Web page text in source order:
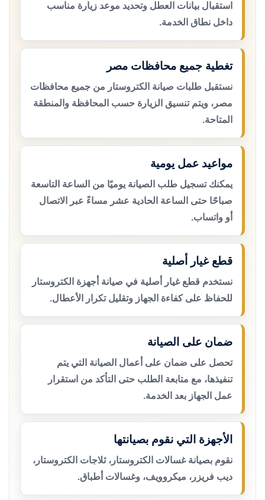
استقبال بيانات العطل وتحديد موعد زيارة مناسب
داخل نطاق الخدمة.
تغطية جميع محافظات مصر
نستقبل طلبات صيانة الكتروستار من جميع محافظات
مصر، ويتم تنسيق الزيارة حسب المحافظة والمنطقة
المتاحة.
مواعيد عمل يومية
يمكنك تسجيل طلب الصيانة يوميًا من الساعة التاسعة
صباحًا حتى الساعة الحادية عشر مساءً عبر الاتصال
أو واتساب.
قطع غيار أصلية
نستخدم قطع غيار أصلية في صيانة أجهزة الكتروستار
للحفاظ على كفاءة الجهاز وتقليل تكرار الأعطال.
ضمان على الصيانة
تحصل على ضمان على أعمال الصيانة التي يتم
تنفيذها، مع متابعة الطلب حتى التأكد من استقرار
عمل الجهاز بعد الخدمة.
الأجهزة التي نقوم بصيانتها
نقوم بصيانة غسالات الكتروستار، ثلاجات الكتروستار،
ديب فريزر، ميكروويف، وغسالات أطباق.